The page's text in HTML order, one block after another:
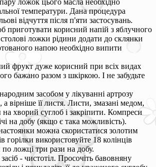
температури. Дана процедура
відчуття після п'яти застосувань.
приготувати корисний напій з яблучного
столові ложки рідини додати до склянки
напою необхідно випити
фрукт дуже корисний при всіх видах
бажано разом з шкіркою. І не забудьте
засобом у лікуванні артрозу
а вірніше її листя. Листи, змазані медом,
на хворий суглоб і закріпити. Компреси
на добу (якщо є така можливість).
можна скористатися золотим
горілки використовуйте 18 колінців
ложці три рази на добу.
- чистотіл. Просочіть бавовняну